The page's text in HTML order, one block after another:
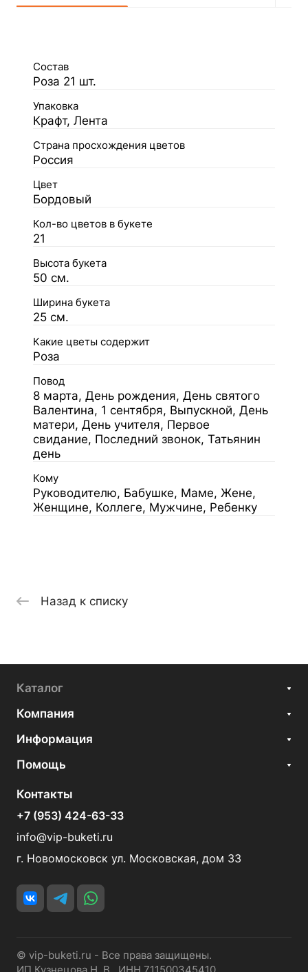
Состав
Роза 21 шт.
Упаковка
Крафт, Лента
Страна просхождения цветов
Россия
Цвет
Бордовый
Кол-во цветов в букете
21
Высота букета
50 см.
Ширина букета
25 см.
Какие цветы содержит
Роза
Повод
8 марта, День рождения, День святого
Валентина, 1 сентября, Выпускной, День
матери, День учителя, Первое
свидание, Последний звонок, Татьянин
день
Кому
Руководителю, Бабушке, Маме, Жене,
Женщине, Коллеге, Мужчине, Ребенку
Назад к списку
Каталог
Компания
Информация
Помощь
Контакты
+7 (953) 424-63-33
info@vip-buketi.ru
г. Новомосковск ул. Московская, дом 33
© vip-buketi.ru - Все права защищены.